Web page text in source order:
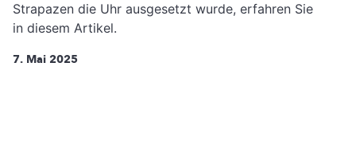
Strapazen die Uhr ausgesetzt wurde, erfahren Sie
in diesem Artikel.
7. Mai 2025